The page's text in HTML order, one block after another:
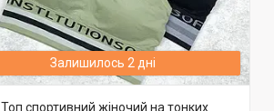
Залишилось 2 дні
Топ спортивний жіночий на тонких